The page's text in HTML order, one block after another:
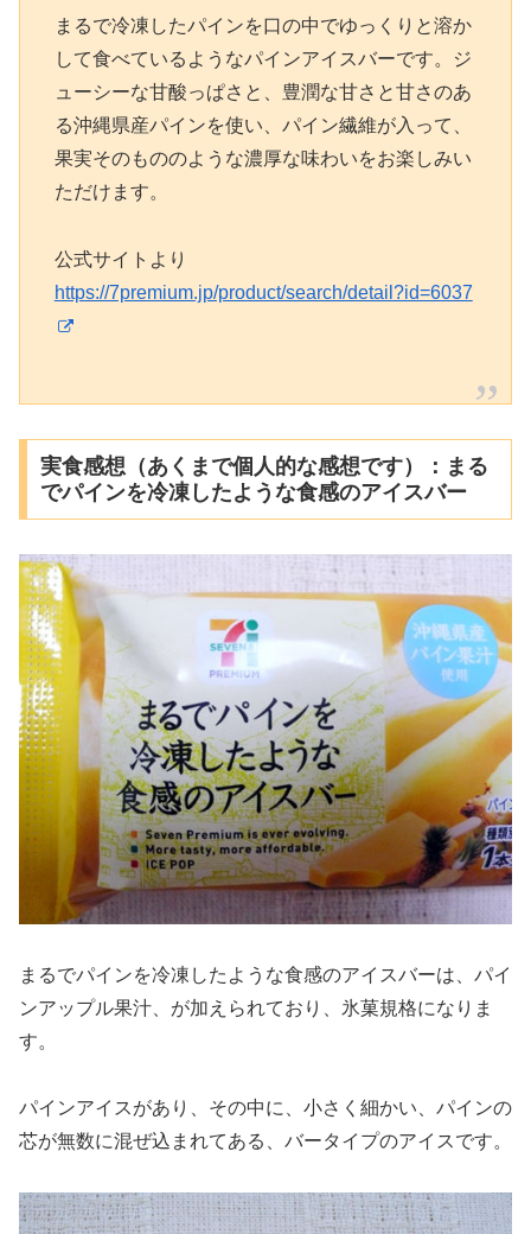
まるで冷凍したパインを口の中でゆっくりと溶か
して食べているようなパインアイスバーです。ジ
ューシーな甘酸っぱさと、豊潤な甘さと甘さのあ
る沖縄県産パインを使い、パイン繊維が入って、
果実そのもののような濃厚な味わいをお楽しみい
ただけます。
公式サイトより
https://7premium.jp/product/search/detail?id=6037
実食感想（あくまで個人的な感想です）：まる
でパインを冷凍したような食感のアイスバー
まるでパインを冷凍したような食感のアイスバーは、パイ
ンアップル果汁、が加えられており、氷菓規格になりま
す。
パインアイスがあり、その中に、小さく細かい、パインの
芯が無数に混ぜ込まれてある、バータイプのアイスです。